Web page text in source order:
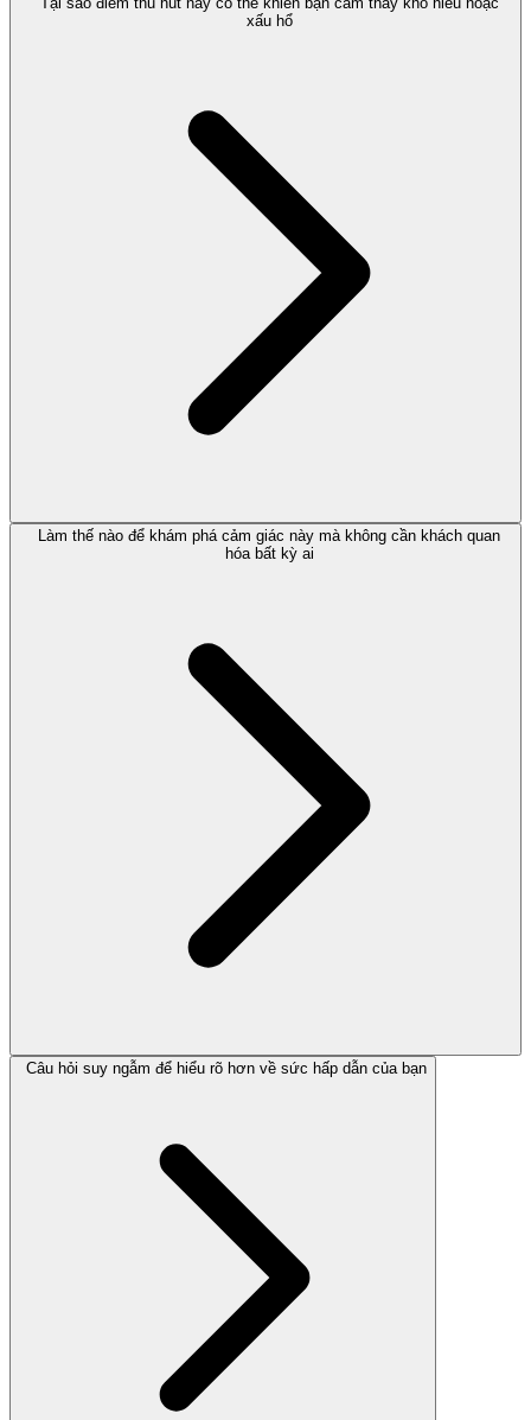
xấu hổ
Làm thế nào để khám phá cảm giác này mà không cần khách quan
hóa bất kỳ ai
Câu hỏi suy ngẫm để hiểu rõ hơn về sức hấp dẫn của bạn